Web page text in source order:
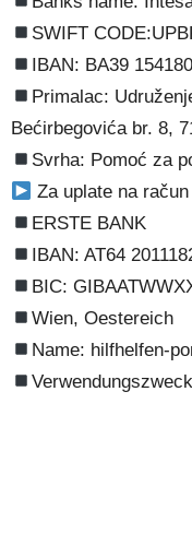
SWIFT
IBAN: BA39
Primalac:
Bećirbegovića br. 8,
Svrha: Pomoć za
Za uplate na
ERSTE BANK
IBAN: AT64
BIC:
Wien, Oestereich
Name: hilfhelfen-